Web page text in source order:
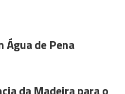
Água de Pena